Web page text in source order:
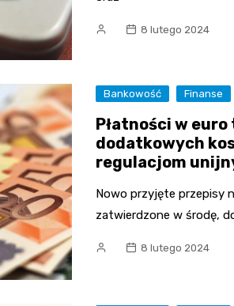
8 lutego 2024
Bankowość Finanse
Płatności w
dodatkowych
regulacjom
Nowo przyjęte przepisy
zatwierdzone w środę,
8 lutego 2024